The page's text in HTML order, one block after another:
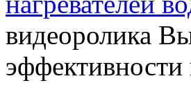
видеоролика